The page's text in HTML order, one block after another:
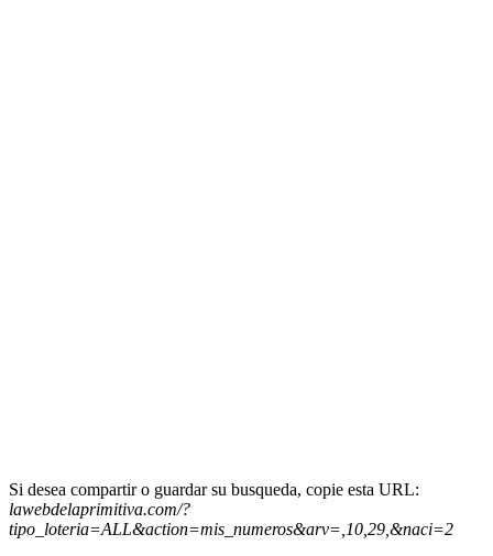
Si desea compartir o guardar su busqueda, copie esta URL:
lawebdelaprimitiva.com/?
tipo_loteria=ALL&action=mis_numeros&arv=,10,29,&naci=2